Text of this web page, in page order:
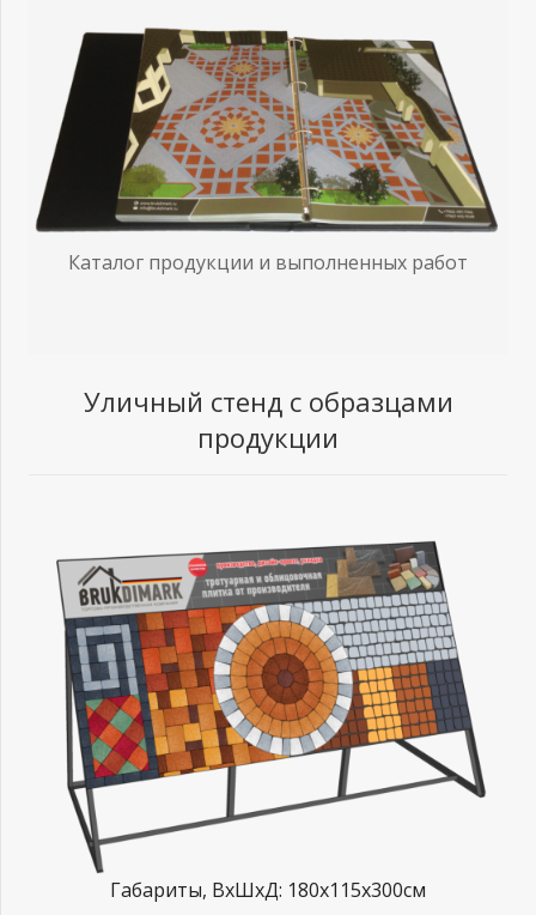
Каталог продукции и выполненных работ
Уличный стенд с образцами
продукции
Габариты, ВхШхД: 180х115х300см